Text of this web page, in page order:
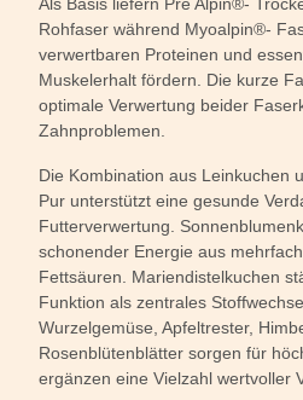
Rohfaser während Myoalpin®-
verwertbaren Proteinen und
Muskelerhalt fördern. Die kurze
optimale Verwertung beider
Zahnproblemen.
Die Kombination aus Leinkuchen
Pur unterstützt eine gesunde
Futterverwertung.
schonender Energie aus
Fettsäuren. Mariendistelkuchen
Funktion als zentrales
Wurzelgemüse, Apfeltrester,
Rosenblütenblätter sorgen für
ergänzen eine Vielzahl wertvoller